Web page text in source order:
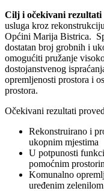
Cilj i očekivani
usluga kroz
Općini Marija Bistrica.
dostatan broj grobnih i
omogućiti pružanje
dostojanstvenog
opremljenosti prostora i
prostora.
Očekivani rezultati
Rekonstruirano i
ukopnim mjestima
U potpunosti
pomoćnim
Komunalno
uređenim zelenilom